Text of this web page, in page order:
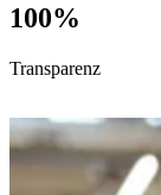
100%
Transparenz